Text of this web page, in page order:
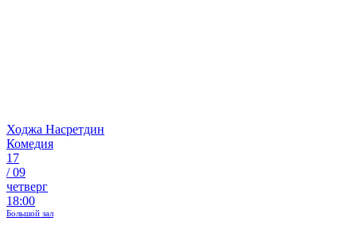
Ходжа Насретдин
Комедия
17
/09
четверг
18:00
Большой зал